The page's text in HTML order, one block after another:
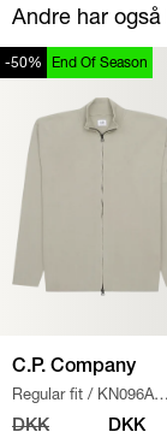
Andre har
-50% End Of Season
C.P. Company
Regular fit / KN096A
110560A STRIK / SAND
DKK
DKK